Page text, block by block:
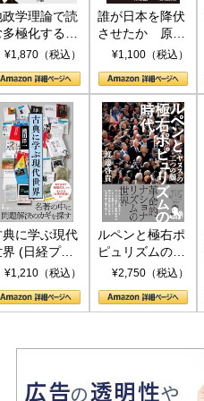
政学理論で読
多極化する世
トランプと
¥1,870（税込）
誰が日本を降伏
させたか 原爆
投下、ソ連参
(PHP新書)
¥1,100（税込）
典に学ぶ現代
界 (日経プレ
アシリーズ)
¥1,210（税込）
ルペンと極右ポ
ピュリズムの時
代：〈ヤヌス〉
¥2,750（税込）